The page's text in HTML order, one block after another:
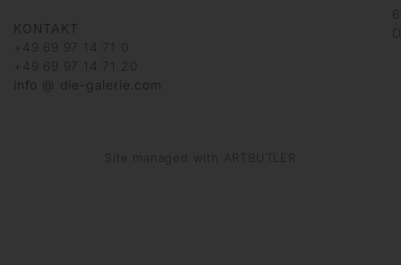
KONTAKT
+49 69 97 14 71 0
+49 69 97 14 71 20
info @ die-galerie.com
Site managed with ARTBUTLER